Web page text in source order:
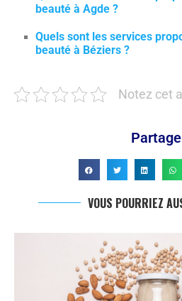
beauté à Agde ?
Quels sont les services
beauté à Béziers ?
Notez cet
VOUS POURRIEZ